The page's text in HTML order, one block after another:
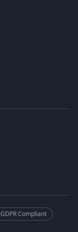
GDPR Compliant